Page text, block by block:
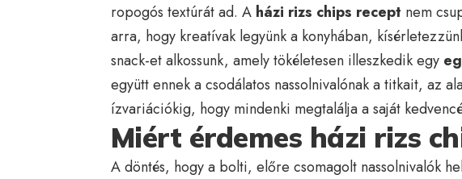
ropogós textúrát ad. A házi rizs chips recept nem
arra, hogy kreatívak legyünk a konyhában,
snack-et alkossunk, amely tökéletesen illeszkedik egy
együtt ennek a csodálatos nassolnivalónak a titkait, az
ízvariációkig, hogy mindenki megtalálja a saját
Miért érdemes házi rizs
A döntés, hogy a bolti, előre csomagolt nassolnivalók